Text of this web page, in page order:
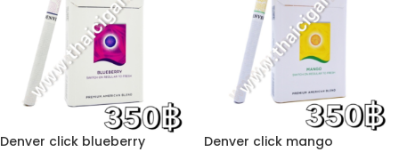
Denver click blueberry Denver click mango